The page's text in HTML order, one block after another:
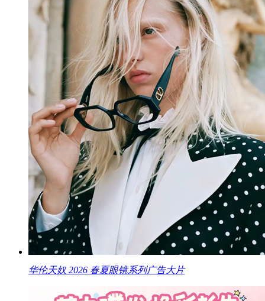
华伦天奴 2026 春夏眼镜系列广告大片